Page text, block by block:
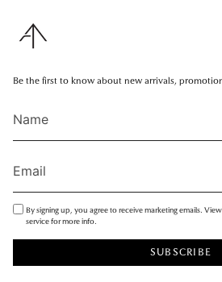
Be the first to know about new arrivals,
By signing up, you agree to receive marketing emails.
service for more info.
SUBSCRIBE